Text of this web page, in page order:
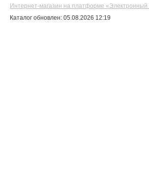
Интернет-магазин на платформе «Электронный
Каталог обновлен: 05.08.2026 12:19